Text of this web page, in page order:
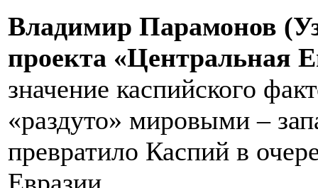
Владимир Парамонов
проекта «Центральная
значение каспийского
«раздуто» мировыми –
превратило Каспий в